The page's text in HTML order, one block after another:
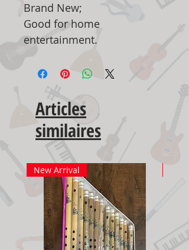
Brand New;
Good for home
entertainment.
Articles
similaires
New Arrival